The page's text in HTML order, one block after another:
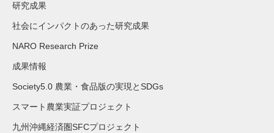
研究成果
社会にインパクトのあった研究成果
NARO Research Prize
成果情報
Society5.0 農業・食品版の実現とSDGs
スマート農業実証プロジェクト
九州沖縄経済圏SFCプロジェクト